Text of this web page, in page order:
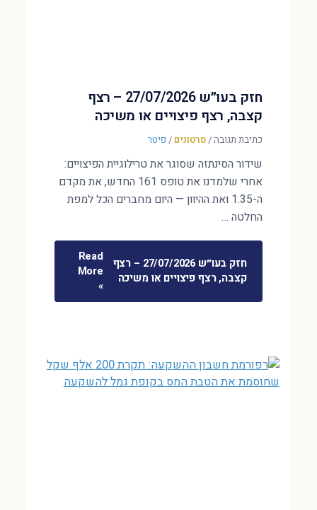
חזק בעו״ש 27/07/2026 – רצף
קצבה, רצף פיצויים או משיכה
כתיבת תגובה/סרטונים / פיטר
שידור הסינתזה שסוגר את טרילוגיית הפיצויים:
אחרי שלמדנו את טופס 161 החדש, את מקדם
ה-1.35 ואת ההיוון — היום מחברים הכל למפת
החלטה …
חזק בעו״ש 27/07/2026 – רצף
קצבה, רצף פיצויים או משיכה
Read
More
»